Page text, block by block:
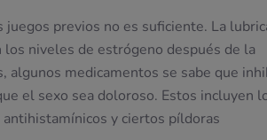
previos no es suficiente. La
niveles de estrógeno después de la
algunos medicamentos se sabe que
el sexo sea doloroso. Estos incluyen
y ciertos píldoras